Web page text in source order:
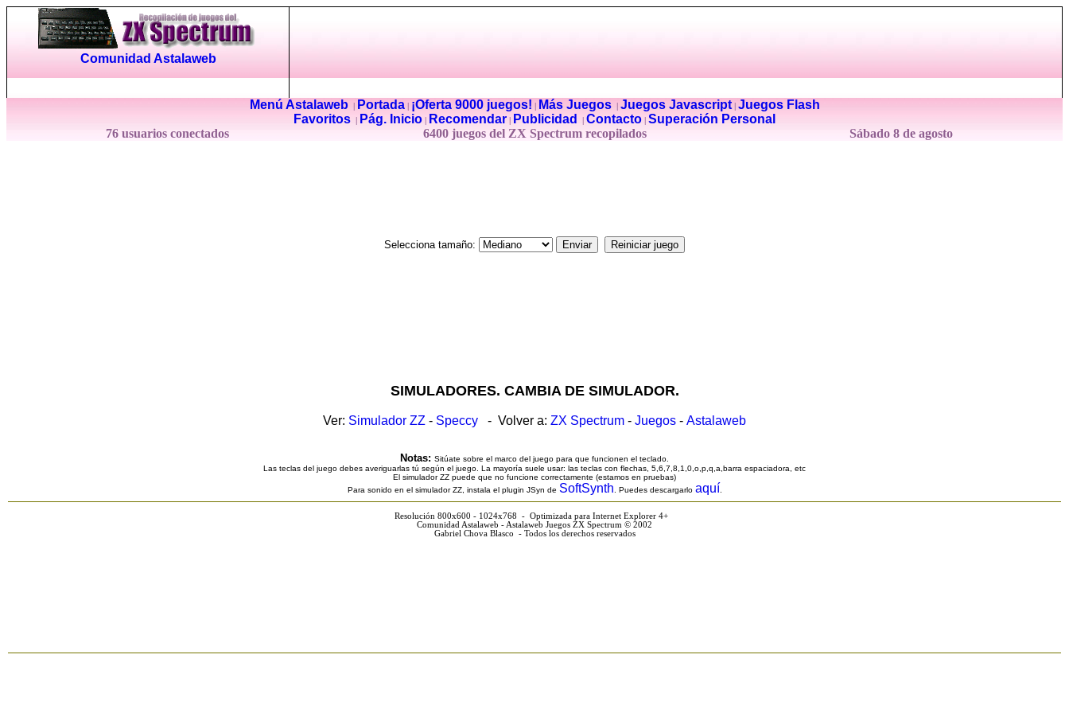
Comunidad Astalaweb
Menú Astalaweb| Portada| ¡Oferta 9000 juegos! Más Juegos| Juegos Javascript| Juegos Flash
Favoritos
Pág. Inicio Recomendar Publicidad Contacto Superación Personal
76 usuarios conectados
6400 juegos del ZX Spectrum recopilados Sábado 8 de agosto
Selecciona tamaño:
SIMULADORES. CAMBIA DE SIMULADOR.
Ver: Simulador ZZ - Speccy - Volver a: ZX Spectrum - Juegos - Astalaweb
Notas: Sitúate sobre el marco del juego para que funcionen el teclado.
Las teclas del juego debes averiguarlas tú según el juego. La mayoría suele usar: las teclas con flechas, 5,6,7,8,1,0,o,p,q,a,barra espaciadora, etc
El simulador ZZ puede que no funcione correctamente (estamos en pruebas)
Para sonido en el simulador ZZ, instala el plugin JSyn de SoftSynth . Puedes descargarlo aquí
Resolución 800x600 - 1024x768 - Optimizada para Internet Explorer 4+
Comunidad Astalaweb - Astalaweb Juegos ZX Spectrum © 2002
Gabriel Chova Blasco - Todos los derechos reservados